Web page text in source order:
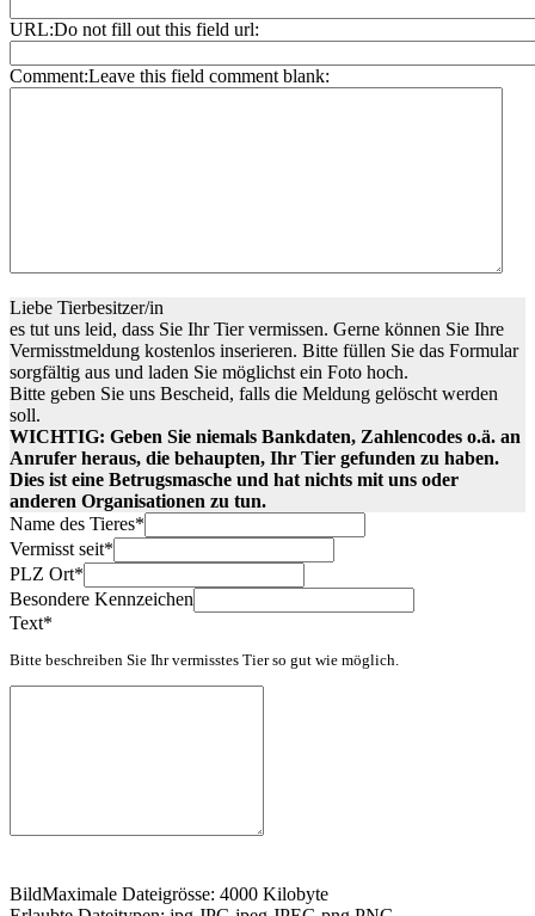
URL:Do not fill out this field url:
Comment:Leave this field comment blank:
Liebe Tierbesitzer/in
es tut uns leid, dass Sie Ihr Tier vermissen. Gerne können Sie Ihre
Vermisstmeldung kostenlos inserieren. Bitte füllen Sie das Formular
sorgfältig aus und laden Sie möglichst ein Foto hoch.
Bitte geben Sie uns Bescheid, falls die Meldung gelöscht werden
soll.
WICHTIG: Geben Sie niemals Bankdaten, Zahlencodes o.ä. an
Anrufer heraus, die behaupten, Ihr Tier gefunden zu haben.
Dies ist eine Betrugsmasche und hat nichts mit uns oder
anderen Organisationen zu tun.
Name des Tieres*
Vermisst seit*
PLZ Ort*
Besondere Kennzeichen
Text*
Bitte beschreiben Sie Ihr vermisstes Tier so gut wie möglich.
BildMaximale Dateigrösse: 4000 Kilobyte